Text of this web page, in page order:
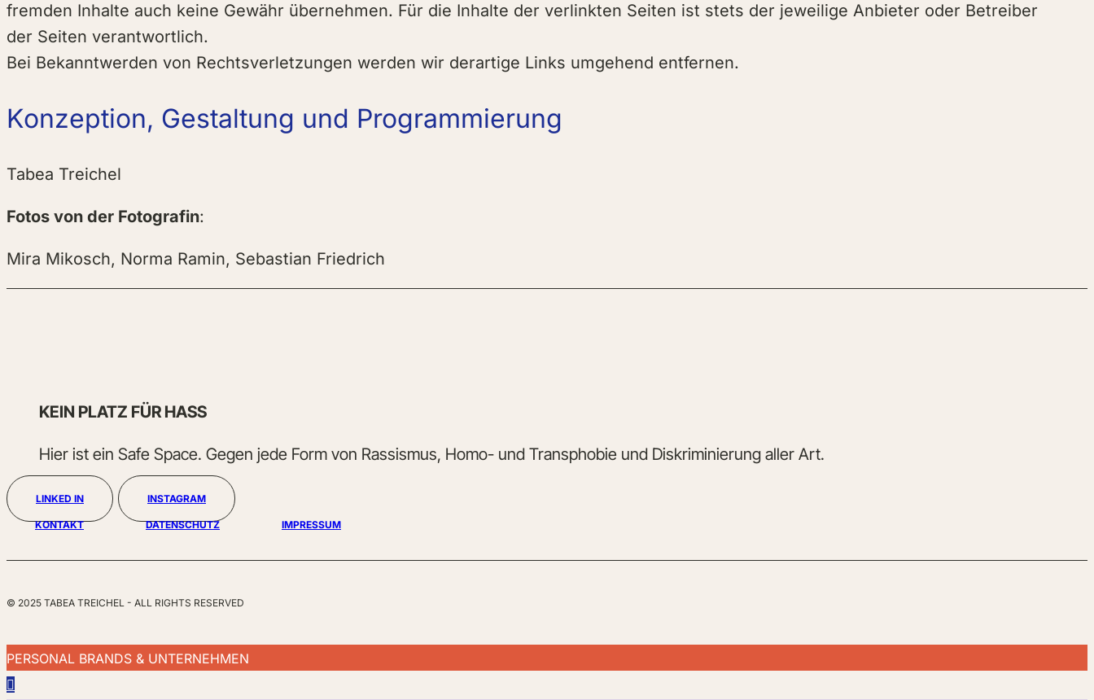
fremden Inhalte auch keine Gewähr übernehmen. Für die Inhalte der verlinkten Seiten ist stets der jeweilige Anbieter oder Betreiber
der Seiten verantwortlich.
Bei Bekanntwerden von Rechtsverletzungen werden wir derartige Links umgehend entfernen.
Konzeption, Gestaltung und Programmierung
Tabea Treichel
Fotos von der Fotografin:
Mira Mikosch, Norma Ramin, Sebastian Friedrich
KEIN PLATZ FÜR HASS
Hier ist ein Safe Space. Gegen jede Form von Rassismus, Homo- und Transphobie und Diskriminierung aller Art.
LINKED IN INSTAGRAM
KONTAKT DATENSCHUTZ IMPRESSUM
© 2025 TABEA TREICHEL - ALL RIGHTS RESERVED
PERSONAL BRANDS & UNTERNEHMEN